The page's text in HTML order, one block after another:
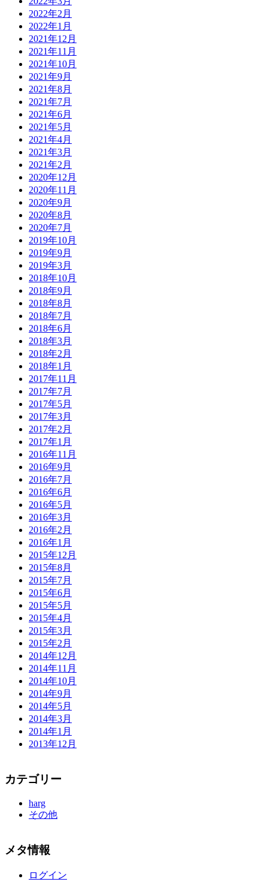
2022年2月
2022年1月
2021年12月
2021年11月
2021年10月
2021年9月
2021年8月
2021年7月
2021年6月
2021年5月
2021年4月
2021年3月
2021年2月
2020年12月
2020年11月
2020年9月
2020年8月
2020年7月
2019年10月
2019年9月
2019年3月
2018年10月
2018年9月
2018年8月
2018年7月
2018年6月
2018年3月
2018年2月
2018年1月
2017年11月
2017年7月
2017年5月
2017年3月
2017年2月
2017年1月
2016年11月
2016年9月
2016年7月
2016年6月
2016年5月
2016年3月
2016年2月
2016年1月
2015年12月
2015年8月
2015年7月
2015年6月
2015年5月
2015年4月
2015年3月
2015年2月
2014年12月
2014年11月
2014年10月
2014年9月
2014年5月
2014年3月
2014年1月
2013年12月
カテゴリー
harg
その他
メタ情報
ログイン